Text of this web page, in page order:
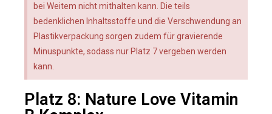
bei Weitem nicht mithalten kann. Die teils
bedenklichen Inhaltsstoffe und die Verschwendung an
Plastikverpackung sorgen zudem für gravierende
Minuspunkte, sodass nur Platz 7 vergeben werden
kann.
Platz 8: Nature Love Vitamin